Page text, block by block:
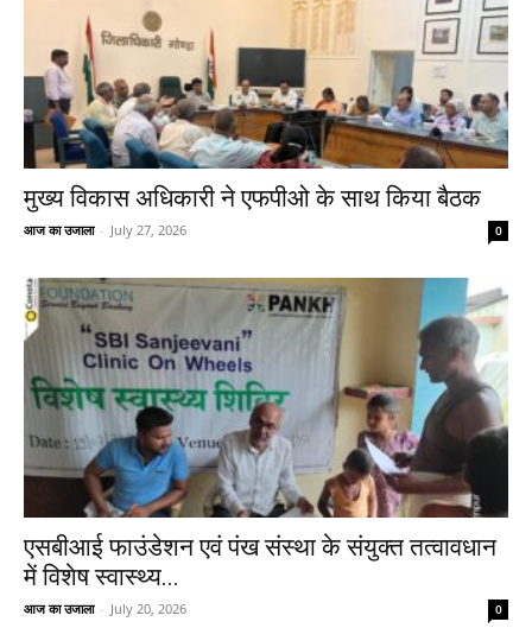
मुख्य विकास अधिकारी ने एफपीओ के साथ किया बैठक
आज का उजाला - July 27, 2026 0
एसबीआई फाउंडेशन एवं पंख संस्था के संयुक्त तत्वावधान
में विशेष स्वास्थ्य...
आज का उजाला - July 20, 2026 0